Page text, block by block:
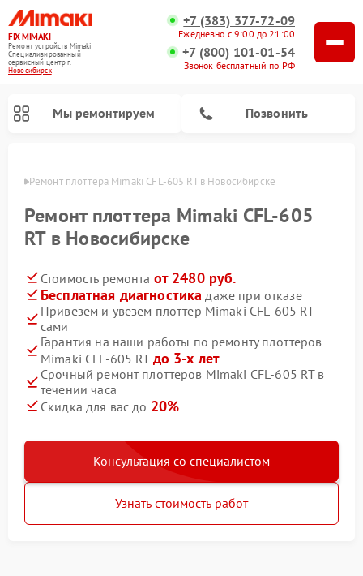
FIX-MIMAKI
Ремонт устройств Mimaki
Специализированный
cервисный центр г.
Новосибирск
+7 (383) 377-72-09
Ежедневно с 9:00 до 21:00
+7 (800) 101-01-54
Звонок бесплатный по РФ
Мы ремонтируем Позвонить
Ремонт плоттера Mimaki CFL-605 RT в Новосибирске
Ремонт плоттера Mimaki CFL-605
RT в Новосибирске
Стоимость ремонта от 2480 руб.
Бесплатная диагностика даже при отказе
Привезем и увезем плоттер Mimaki CFL-605 RT
сами
Гарантия на наши работы по ремонту плоттеров
Mimaki CFL-605 RT до 3-х лет
Срочный ремонт плоттеров Mimaki CFL-605 RT в
течении часа
Скидка для вас до 20%
Консультация со специалистом
Узнать стоимость работ